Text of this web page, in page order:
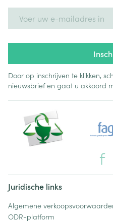
Door op inschrijven te klikken,
nieuwsbrief en gaat u akkoord
Juridische links
Algemene
ODR-platform